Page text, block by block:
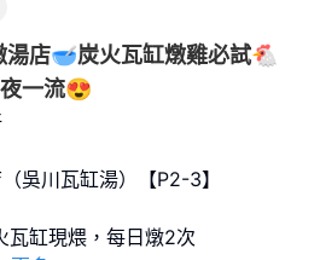
湯店🥣炭火瓦缸燉雞必試🐔
一流😍
吳川瓦缸湯）【P2-3】
瓦缸現煨，每日燉2次